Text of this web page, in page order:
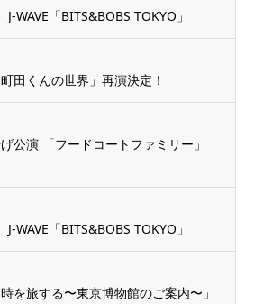
WAVE「BITS&BOBS TOKYO」
田くんの世界」再演決定！
公演 「フードコートファミリー」
WAVE「BITS&BOBS TOKYO」
を旅する〜東京博物館のご案内〜」